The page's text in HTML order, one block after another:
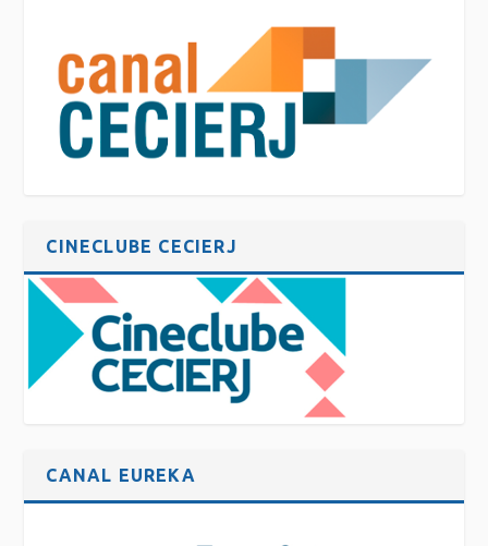
CINECLUBE CECIERJ
CANAL EUREKA